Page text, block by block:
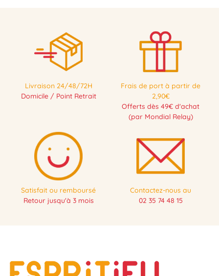
Livraison 24/48/72H
Domicile / Point Retrait
Frais de port à partir de
2,90€
Offerts dès 49€ d'achat
(par Mondial Relay)
Satisfait ou remboursé
Retour jusqu'à 3 mois
Contactez-nous au
02 35 74 48 15